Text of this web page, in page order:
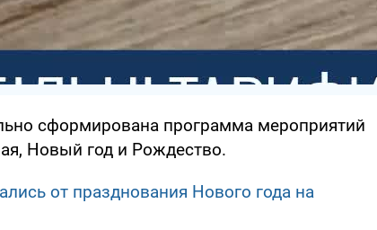
сформирована программа мероприятий
Новый год и Рождество.
от празднования Нового года на